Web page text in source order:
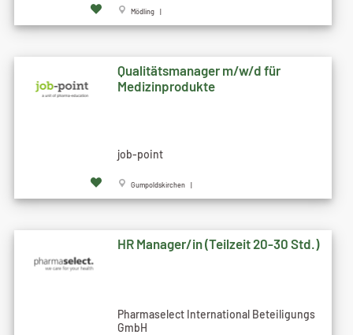
Mödling |
Qualitätsmanager m/w/d für
Medizinprodukte
job-point
Gumpoldskirchen |
HR Manager/in (Teilzeit 20-30 Std.)
Pharmaselect International Beteiligungs
GmbH